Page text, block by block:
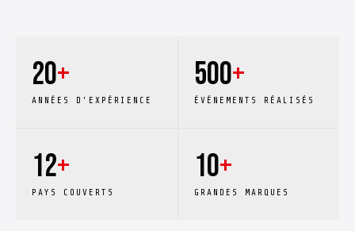
20+
ANNÉES D'EXPÉRIENCE
500+
ÉVÉNEMENTS RÉALISÉS
12+
PAYS COUVERTS
10+
GRANDES MARQUES